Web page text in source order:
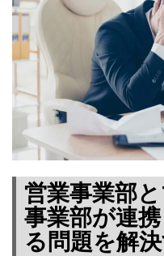
営業事業部
事業部が連
る問題を解